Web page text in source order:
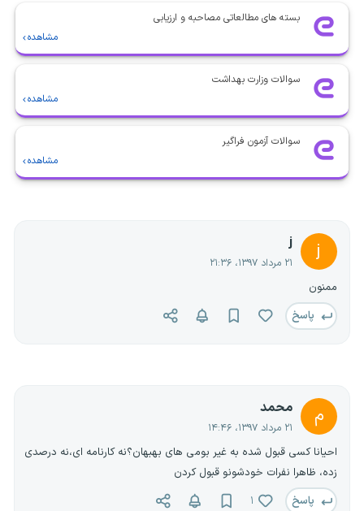
بسته های مطالعاتی مصاحبه و ارزیابی
مشاهده
سوالات وزارت بهداشت
مشاهده
سوالات آزمون فراگیر
مشاهده
j
j
۲۱ مرداد ۱۳۹۷، ۲۱:۳۶
ممنون
پاسخ
م محمد
۲۱ مرداد ۱۳۹۷، ۱۴:۴۶
احیانا کسی قبول شده به غیر بومی های بهبهان؟نه کارنامه ای،نه درصدی
زده، ظاهرا نفرات خودشونو قبول کردن
پاسخ
۱